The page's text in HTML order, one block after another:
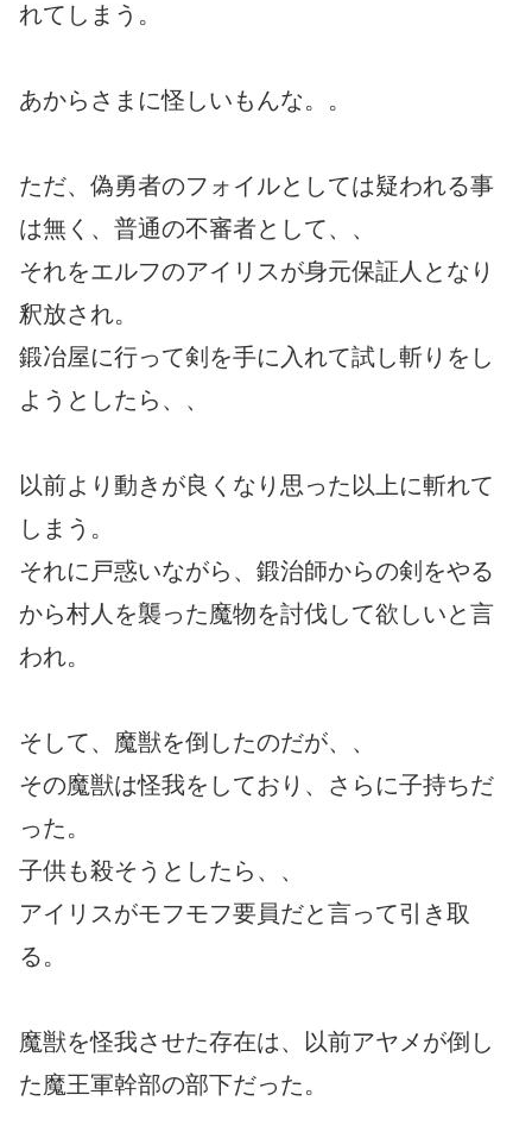
れてしまう。
あからさまに怪しいもんな。。
ただ、偽勇者のフォイルとしては疑われる事
は無く、普通の不審者として、、
それをエルフのアイリスが身元保証人となり
釈放され。
鍛冶屋に行って剣を手に入れて試し斬りをし
ようとしたら、、
以前より動きが良くなり思った以上に斬れて
しまう。
それに戸惑いながら、鍛治師からの剣をやる
から村人を襲った魔物を討伐して欲しいと言
われ。
そして、魔獣を倒したのだが、、
その魔獣は怪我をしており、さらに子持ちだ
った。
子供も殺そうとしたら、、
アイリスがモフモフ要員だと言って引き取
る。
魔獣を怪我させた存在は、以前アヤメが倒し
た魔王軍幹部の部下だった。